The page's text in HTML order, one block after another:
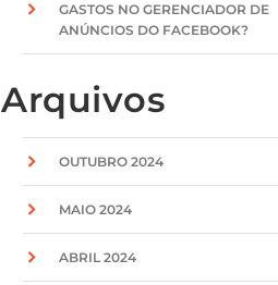
GASTOS NO GERENCIADOR DE
ANÚNCIOS DO FACEBOOK?
Arquivos
OUTUBRO 2024
MAIO 2024
ABRIL 2024